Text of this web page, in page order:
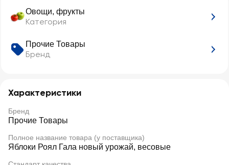
Овощи, фрукты
Категория
Прочие Товары
Бренд
Характеристики
Бренд
Прочие Товары
Полное название товара (у поставщика)
Яблоки Роял Гала новый урожай, весовые